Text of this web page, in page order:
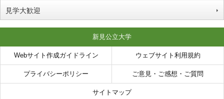
見学大歓迎
新見公立大学
Webサイト作成ガイドライン ウェブサイト利用規約
プライバシーポリシー ご意見・ご感想・ご質問
サイトマップ